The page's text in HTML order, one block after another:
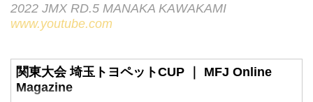
2022 JMX RD.5 MANAKA KAWAKAMI
www.youtube.com
関東大会 埼玉トヨペットCUP ｜ MFJ Online
Magazine